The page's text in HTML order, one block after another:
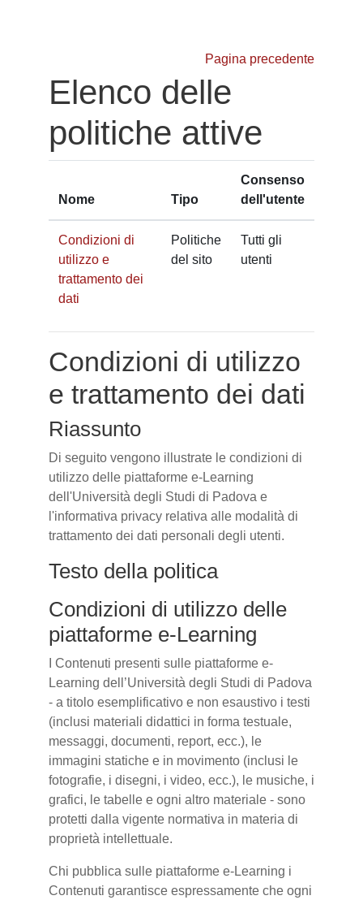
Pagina precedente
Elenco delle
politiche attive
Nome Tipo
Consenso
dell'utente
Condizioni di
utilizzo e
trattamento dei
dati
Politiche
del sito
Tutti gli
utenti
Condizioni di utilizzo
e trattamento dei dati
Riassunto
Di seguito vengono illustrate le condizioni di
utilizzo delle piattaforme e-Learning
dell'Università degli Studi di Padova e
l'informativa privacy relativa alle modalità di
trattamento dei dati personali degli utenti.
Testo della politica
Condizioni di utilizzo delle
piattaforme e-Learning
I Contenuti presenti sulle piattaforme e-
Learning dell’Università degli Studi di Padova
- a titolo esemplificativo e non esaustivo i testi
(inclusi materiali didattici in forma testuale,
messaggi, documenti, report, ecc.), le
immagini statiche e in movimento (inclusi le
fotografie, i disegni, i video, ecc.), le musiche, i
grafici, le tabelle e ogni altro materiale - sono
protetti dalla vigente normativa in materia di
proprietà intellettuale.
Chi pubblica sulle piattaforme e-Learning i
Contenuti garantisce espressamente che ogni